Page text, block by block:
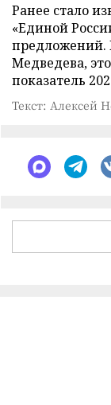
Ранее стало
«Единой
предложений.
Медведева,
показатель
Текст: Алексей